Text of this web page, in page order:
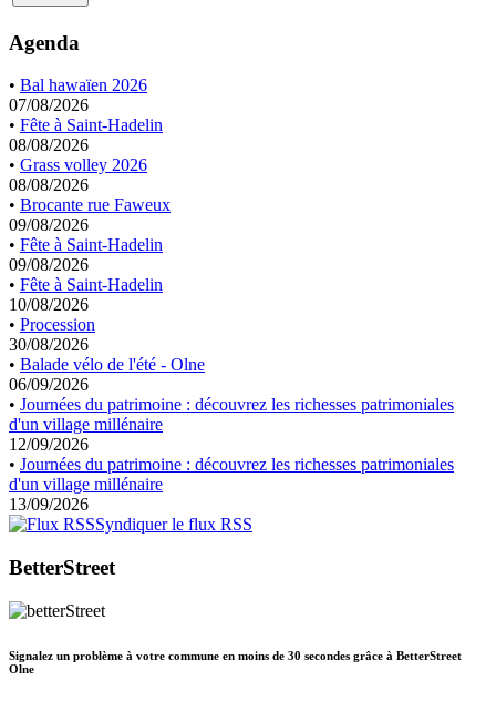
Agenda
• Bal hawaïen 2026
07/08/2026
• Fête à Saint-Hadelin
08/08/2026
• Grass volley 2026
08/08/2026
• Brocante rue Faweux
09/08/2026
• Fête à Saint-Hadelin
09/08/2026
• Fête à Saint-Hadelin
10/08/2026
• Procession
30/08/2026
• Balade vélo de l'été - Olne
06/09/2026
• Journées du patrimoine : découvrez les richesses patrimoniales
d'un village millénaire
12/09/2026
• Journées du patrimoine : découvrez les richesses patrimoniales
d'un village millénaire
13/09/2026
Syndiquer le flux RSS
BetterStreet
Signalez un problème à votre commune en moins de 30 secondes grâce à BetterStreet
Olne